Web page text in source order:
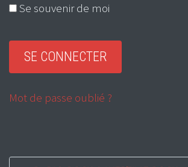
Se souvenir de moi
Mot de passe oublié ?